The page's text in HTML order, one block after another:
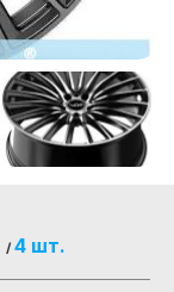
/ 4 шт.